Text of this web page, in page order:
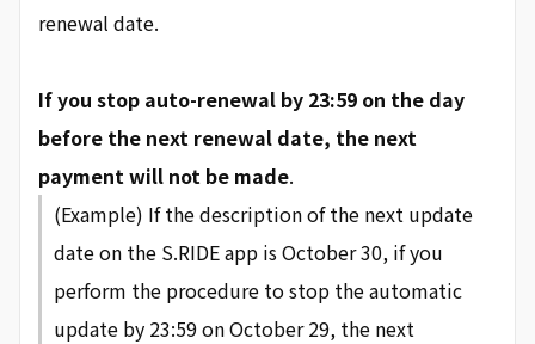
renewal date.
If you stop auto-renewal by 23:59 on the day
before the next renewal date, the next
payment will not be made.
(Example) If the description of the next update
date on the S.RIDE app is October 30, if you
perform the procedure to stop the automatic
update by 23:59 on October 29, the next